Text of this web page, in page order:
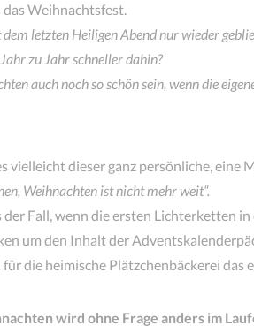
Weihnachtsfest.
letzten Heiligen Abend nur wieder
zu Jahr schneller dahin?
auch noch so schön sein, wenn die
vielleicht dieser ganz persönliche, eine
Weihnachten ist nicht mehr weit“.
Fall, wenn die ersten Lichterketten
um den Inhalt der
die heimische Plätzchenbäckerei das
wird ohne Frage anders im